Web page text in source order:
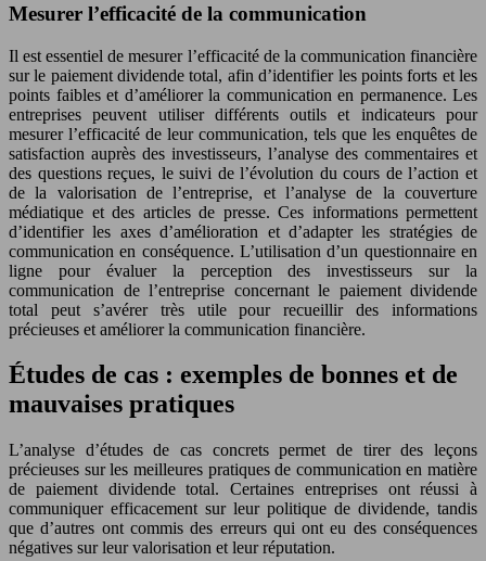
Mesurer l’efficacité de la communication
Il est essentiel de mesurer l’efficacité de la communication financière
sur le paiement dividende total, afin d’identifier les points forts et les
points faibles et d’améliorer la communication en permanence. Les
entreprises peuvent utiliser différents outils et indicateurs pour
mesurer l’efficacité de leur communication, tels que les enquêtes de
satisfaction auprès des investisseurs, l’analyse des commentaires et
des questions reçues, le suivi de l’évolution du cours de l’action et
de la valorisation de l’entreprise, et l’analyse de la couverture
médiatique et des articles de presse. Ces informations permettent
d’identifier les axes d’amélioration et d’adapter les stratégies de
communication en conséquence. L’utilisation d’un questionnaire en
ligne pour évaluer la perception des investisseurs sur la
communication de l’entreprise concernant le paiement dividende
total peut s’avérer très utile pour recueillir des informations
précieuses et améliorer la communication financière.
Études de cas : exemples de bonnes et de
mauvaises pratiques
L’analyse d’études de cas concrets permet de tirer des leçons
précieuses sur les meilleures pratiques de communication en matière
de paiement dividende total. Certaines entreprises ont réussi à
communiquer efficacement sur leur politique de dividende, tandis
que d’autres ont commis des erreurs qui ont eu des conséquences
négatives sur leur valorisation et leur réputation.